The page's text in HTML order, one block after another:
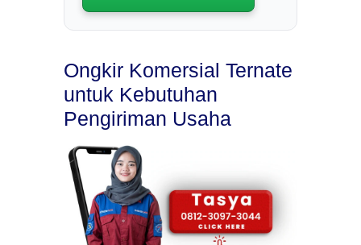
Ongkir Komersial Ternate
untuk Kebutuhan
Pengiriman Usaha